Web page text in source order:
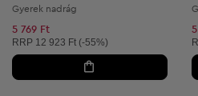
Gyerek nadrág
5 769 Ft
Ajánlott ár:
RRP 12 923 Ft (-55%)